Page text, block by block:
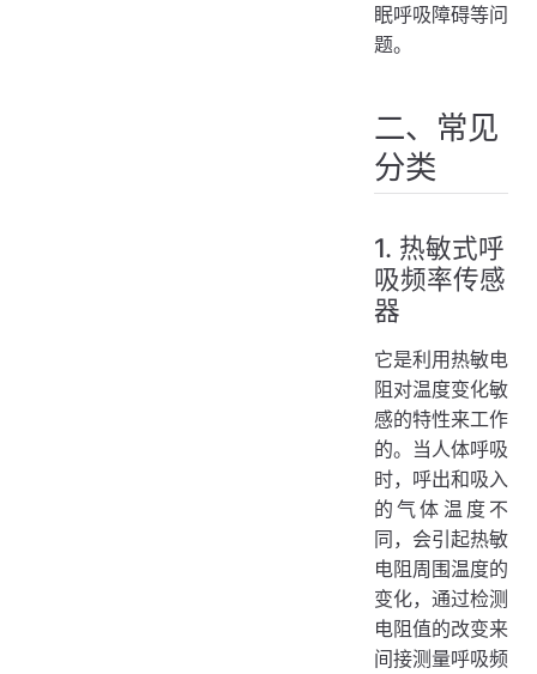
眠呼吸障碍等问
题。
二、常见
分类
1. 热敏式呼
吸频率传感
器
它是利用热敏电
阻对温度变化敏
感的特性来工作
的。当人体呼吸
时，呼出和吸入
的气体温度不
同，会引起热敏
电阻周围温度的
变化，通过检测
电阻值的改变来
间接测量呼吸频